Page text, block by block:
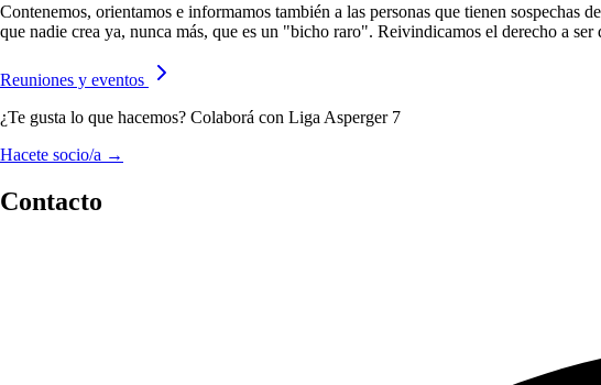
Contenemos, orientamos e informamos también a las personas que tienen sospechas
que nadie crea ya, nunca más, que es un "bicho raro". Reivindicamos el derecho a ser
Reuniones y eventos
¿Te gusta lo que hacemos? Colaborá con Liga Asperger 7
Hacete socio/a →
Contacto